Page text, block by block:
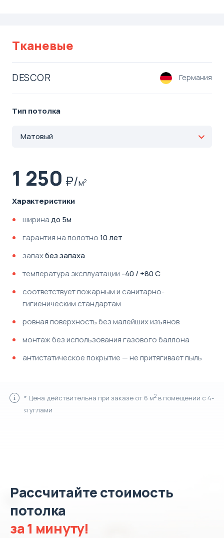
Тканевые
DESCOR Германия
Тип потолка
Матовый
1 250 м2
Характеристики
ширинадо 5м
гарантия на полотно10 лет
запахбез запаха
температура эксплуатации -40 / +80 С
соответствует пожарным и санитарно-
гигиеническим стандартам
ровная поверхность без малейших изъянов
монтаж без использования газового баллона
антистатическое покрытие — не притягивает пыль
* Цена действительна при заказе от 6 м2 в помещении с 4-
я углами
Рассчитайте стоимость
потолка
за 1 минуту!